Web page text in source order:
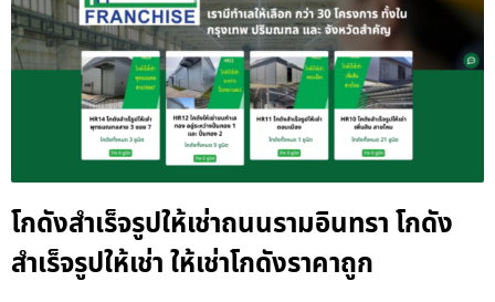
โกดังสำเร็จรูปให้เช่าถนนรามอินทรา โกดัง
สำเร็จรูปให้เช่า ให้เช่าโกดังราคาถูก